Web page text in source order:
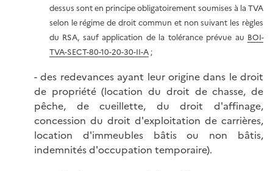
dessus sont en principe obligatoirement soumises à la TVA
selon le régime de droit commun et non suivant les règles
du RSA, sauf application de la tolérance prévue au BOI-
TVA-SECT-80-10-20-30-II-A;
- des redevances ayant leur origine dans le droit
de propriété (location du droit de chasse, de
pêche, de cueillette, du droit d'affinage,
concession du droit d'exploitation de carrières,
location d'immeubles bâtis ou non bâtis,
indemnités d'occupation temporaire).